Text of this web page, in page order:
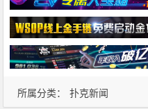
所属分类： 扑克新闻